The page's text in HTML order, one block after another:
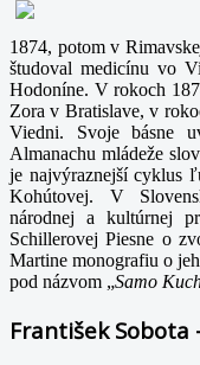
1874, potom v
študoval medicínu vo
Hodoníne. V rokoch
Zora v Bratislave, v
Viedni. Svoje básne
Almanachu mládeže
je najvýraznejší cyklus
Kohútovej. V
národnej a kultúrnej
Schillerovej Piesne o
Martine monografiu o
pod názvom „Samo
František Sobota